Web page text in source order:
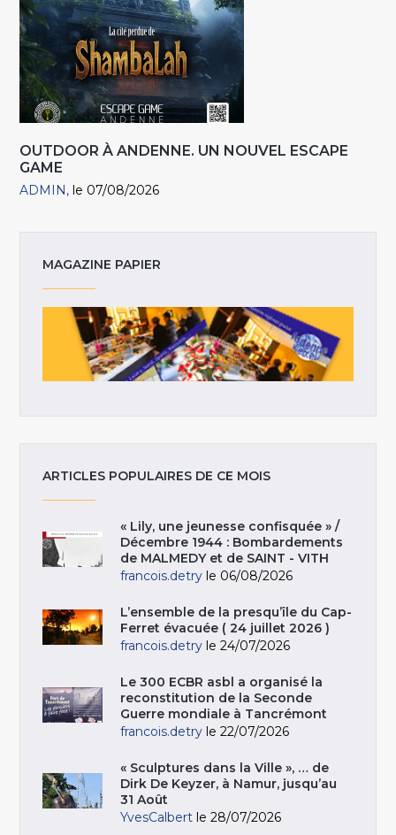
OUTDOOR À ANDENNE. UN NOUVEL ESCAPE
GAME
ADMIN le 07/08/2026
MAGAZINE PAPIER
ARTICLES POPULAIRES DE CE MOIS
« Lily, une jeunesse confisquée » /
Décembre 1944 : Bombardements
de MALMEDY et de SAINT - VITH
francois.detry le 06/08/2026
L’ensemble de la presqu’île du Cap-
Ferret évacuée ( 24 juillet 2026 )
francois.detry le 24/07/2026
Le 300 ECBR asbl a organisé la
reconstitution de la Seconde
Guerre mondiale à Tancrémont
francois.detry le 22/07/2026
« Sculptures dans la Ville », … de
Dirk De Keyzer, à Namur, jusqu’au
31 Août
YvesCalbert le 28/07/2026